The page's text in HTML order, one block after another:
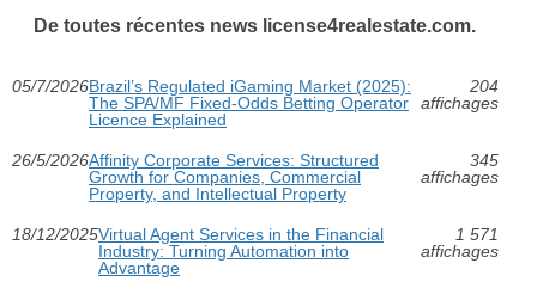
De toutes récentes news license4realestate.com.
05/7/2026Brazil’s Regulated iGaming Market (2025):
The SPA/MF Fixed‑Odds Betting Operator
Licence Explained
204
affichages
26/5/2026Affinity Corporate Services: Structured
Growth for Companies, Commercial
Property, and Intellectual Property
345
affichages
18/12/2025Virtual Agent Services in the Financial
Industry: Turning Automation into
Advantage
1 571
affichages